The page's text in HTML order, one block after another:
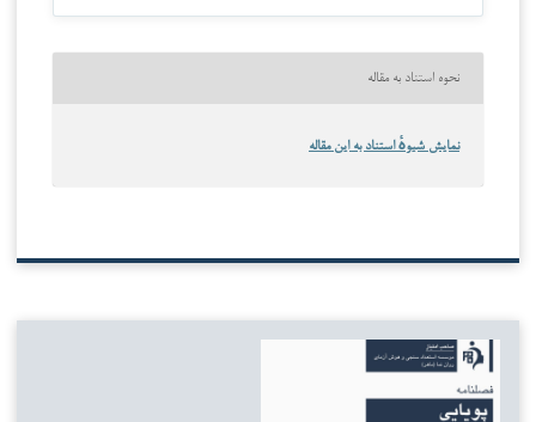
نحوه استناد به مقاله
نمایش شیوهٔ استناد به این مقاله